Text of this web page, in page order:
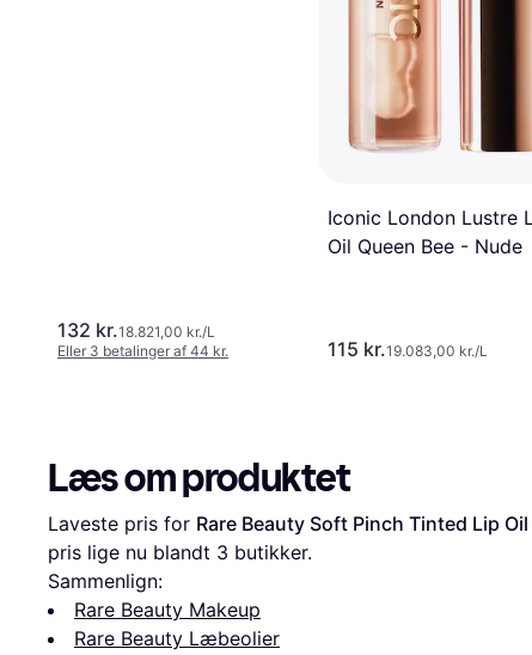
132 kr.18.821,00 kr./L
Eller 3 betalinger af 44 kr.
Iconic London Lustre
Oil Queen Bee - Nude
115 kr.19.083,00 kr./L
Læs om produktet
Laveste pris for Rare Beauty Soft Pinch Tinted Lip
pris lige nu blandt 3 butikker.
Sammenlign:
Rare Beauty Makeup
Rare Beauty Læbeolier